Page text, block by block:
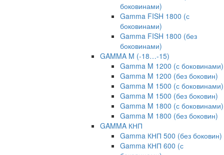
боковинами)
Gamma FISH 1800 (с
боковинами)
Gamma FISH 1800 (без
боковинами)
GAMMA M (-18…-15)
Gamma M 1200 (с боковинами)
Gamma M 1200 (без боковин)
Gamma M 1500 (с боковинами)
Gamma M 1500 (без боковин)
Gamma M 1800 (с боковинами)
Gamma M 1800 (без боковин)
GAMMA КНП
Gamma КНП 500 (без боковин)
Gamma КНП 600 (с